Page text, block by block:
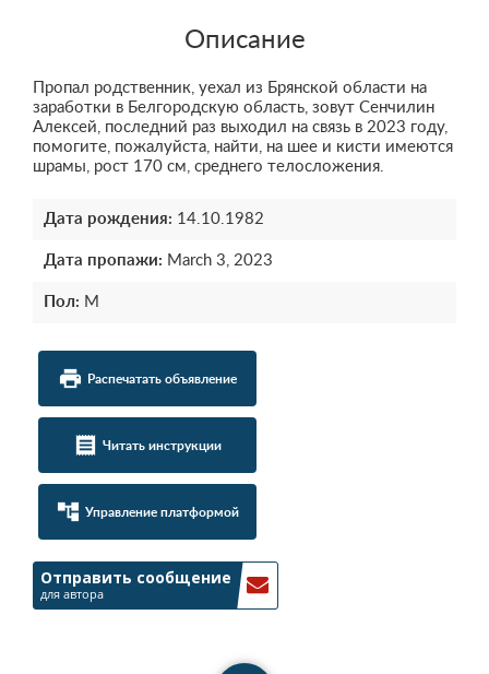
Описание
Пропал родственник, уехал из Брянской области на
заработки в Белгородскую область, зовут Сенчилин
Алексей, последний раз выходил на связь в 2023 году,
помогите, пожалуйста, найти, на шее и кисти имеются
шрамы, рост 170 см, среднего телосложения.
Дата рождения: 14.10.1982
Дата пропажи: March 3, 2023
Пол: М
local_printshop Распечатать объявление
receipt Читать инструкции
account_tree Управление платформой
Отправить сообщение
для автора